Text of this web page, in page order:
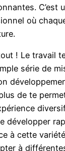
C’est
où
! Le travail
série de
de te
développer
à cette
à